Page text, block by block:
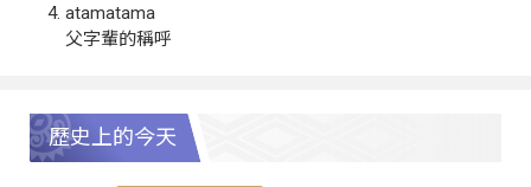
atamatama
父字輩的稱呼
歷史上的今天